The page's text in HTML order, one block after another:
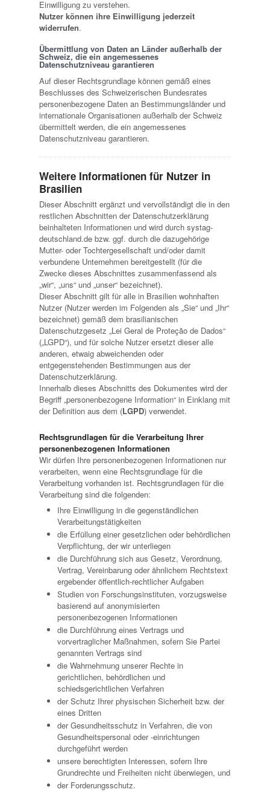
Einwilligung zu verstehen.
Nutzer können ihre Einwilligung jederzeit
widerrufen.
Übermittlung von Daten an Länder außerhalb der
Schweiz, die ein angemessenes
Datenschutzniveau garantieren
Auf dieser Rechtsgrundlage können gemäß eines
Beschlusses des Schweizerischen Bundesrates
personenbezogene Daten an Bestimmungsländer und
internationale Organisationen außerhalb der Schweiz
übermittelt werden, die ein angemessenes
Datenschutzniveau garantieren.
Weitere Informationen für Nutzer in
Brasilien
Dieser Abschnitt ergänzt und vervollständigt die in den
restlichen Abschnitten der Datenschutzerklärung
beinhalteten Informationen und wird durch systag-
deutschland.de bzw. ggf. durch die dazugehörige
Mutter- oder Tochtergesellschaft und/oder damit
verbundene Unternehmen bereitgestellt (für die
Zwecke dieses Abschnittes zusammenfassend als
„wir“, „uns“ und „unser“ bezeichnet).
Dieser Abschnitt gilt für alle in Brasilien wohnhaften
Nutzer (Nutzer werden im Folgenden als „Sie“ und „Ihr“
bezeichnet) gemäß dem brasilianischen
Datenschutzgesetz „Lei Geral de Proteção de Dados“
(„LGPD“), und für solche Nutzer ersetzt dieser alle
anderen, etwaig abweichenden oder
entgegenstehenden Bestimmungen aus der
Datenschutzerklärung.
Innerhalb dieses Abschnitts des Dokumentes wird der
Begriff „personenbezogene Information“ in Einklang mit
der Definition aus dem (LGPD) verwendet.
Rechtsgrundlagen für die Verarbeitung Ihrer
personenbezogenen Informationen
Wir dürfen Ihre personenbezogenen Informationen nur
verarbeiten, wenn eine Rechtsgrundlage für die
Verarbeitung vorhanden ist. Rechtsgrundlagen für die
Verarbeitung sind die folgenden:
Ihre Einwilligung in die gegenständlichen
Verarbeitungstätigkeiten
die Erfüllung einer gesetzlichen oder behördlichen
Verpflichtung, der wir unterliegen
die Durchführung sich aus Gesetz, Verordnung,
Vertrag, Vereinbarung oder ähnlichem Rechtstext
ergebender öffentlich-rechtlicher Aufgaben
Studien von Forschungsinstituten, vorzugsweise
basierend auf anonymisierten
personenbezogenen Informationen
die Durchführung eines Vertrags und
vorvertraglicher Maßnahmen, sofern Sie Partei
genannten Vertrags sind
die Wahrnehmung unserer Rechte in
gerichtlichen, behördlichen und
schiedsgerichtlichen Verfahren
der Schutz Ihrer physischen Sicherheit bzw. der
eines Dritten
der Gesundheitsschutz in Verfahren, die von
Gesundheitspersonal oder -einrichtungen
durchgeführt werden
unsere berechtigten Interessen, sofern Ihre
Grundrechte und Freiheiten nicht überwiegen, und
der Forderungsschutz.